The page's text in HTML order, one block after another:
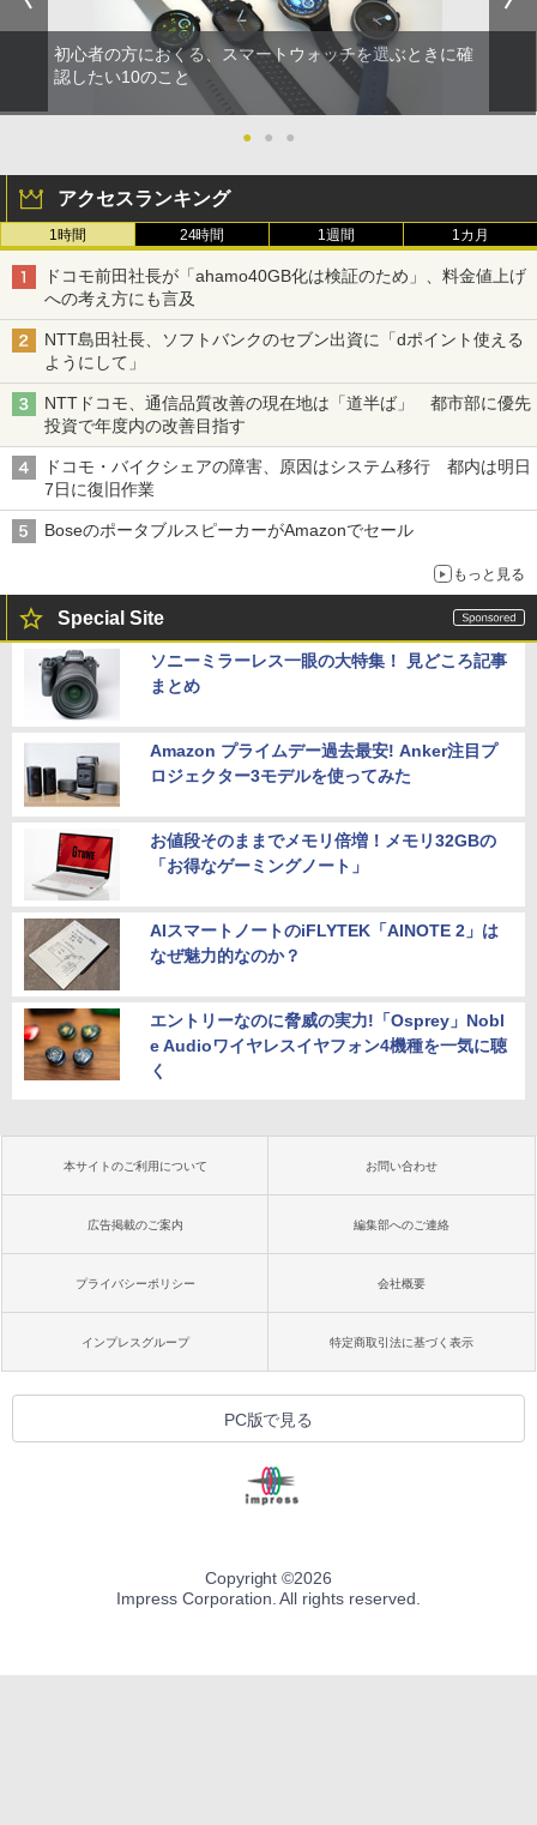
初心者の方におくる、スマートウォッチを選ぶときに確
認したい10のこと
● ● ●
アクセスランキング
1時間 24時間 1週間 1カ月
ドコモ前田社長が「ahamo40GB化は検証のため」、料金値上げ
への考え方にも言及
NTT島田社長、ソフトバンクのセブン出資に「dポイント使える
ようにして」
NTTドコモ、通信品質改善の現在地は「道半ば」 都市部に優先
投資で年度内の改善目指す
ドコモ・バイクシェアの障害、原因はシステム移行 都内は明日
7日に復旧作業
BoseのポータブルスピーカーがAmazonでセール
もっと見る
Special Site
ソニーミラーレス一眼の大特集！ 見どころ記事
まとめ
Amazon プライムデー過去最安! Anker注目プ
ロジェクター3モデルを使ってみた
お値段そのままでメモリ倍増！メモリ32GBの
「お得なゲーミングノート」
AIスマートノートのiFLYTEK「AINOTE 2」は
なぜ魅力的なのか？
エントリーなのに脅威の実力!「Osprey」Nobl
e Audioワイヤレスイヤフォン4機種を一気に聴
く
本サイトのご利用について お問い合わせ
広告掲載のご案内 編集部へのご連絡
プライバシーポリシー 会社概要
インプレスグループ 特定商取引法に基づく表示
PC版で見る
Copyright ©2026
Impress Corporation. All rights reserved.